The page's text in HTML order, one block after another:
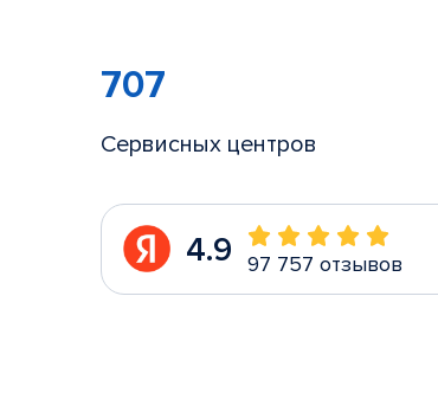
707
Сервисных центров
4.9 97 757 отзывов